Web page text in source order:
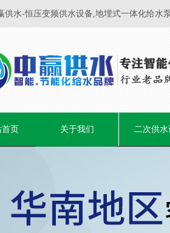
供水-恒压变频供水设备,地埋式一体化给水
首页 关于我们 二次供水